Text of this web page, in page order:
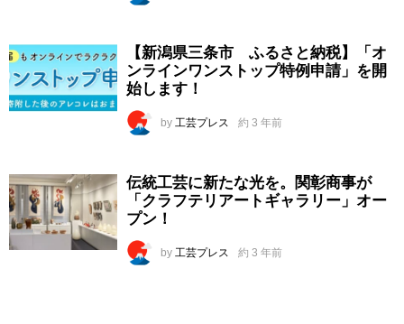
【新潟県三条市 ふるさと納税】「オ
ンラインワンストップ特例申請」を開
始します！
by 工芸プレス 約 3 年前
伝統工芸に新たな光を。関彰商事が
「クラフテリアートギャラリー」オー
プン！
by 工芸プレス 約 3 年前